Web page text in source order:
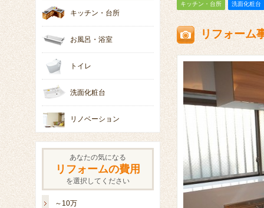
キッチン・台所 洗面化粧台
リフォーム
キッチン・台所
お風呂・浴室
トイレ
洗面化粧台
リノベーション
あなたの気になる
リフォームの費用
を選択してください
～10万